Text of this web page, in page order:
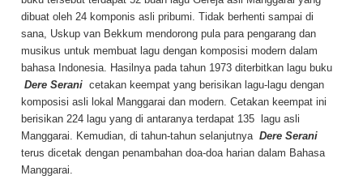
dibuat oleh 24 komponis asli pribumi. Tidak berhenti sampai di
sana, Uskup van Bekkum mendorong pula para pengarang dan
musikus untuk membuat lagu dengan komposisi modern dalam
bahasa Indonesia. Hasilnya pada tahun 1973 diterbitkan lagu buku
Dere Serani cetakan keempat yang berisikan lagu-lagu dengan
komposisi asli lokal Manggarai dan modern. Cetakan keempat ini
berisikan 224 lagu yang di antaranya terdapat 135 lagu asli
Manggarai. Kemudian, di tahun-tahun selanjutnya Dere Serani
terus dicetak dengan penambahan doa-doa harian dalam Bahasa
Manggarai.